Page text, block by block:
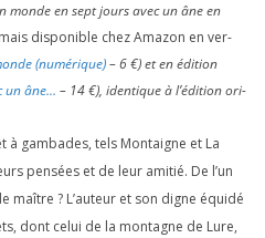
monde en sept jours avec un âne en
dis­po­nible chez Amazon en ver­
(numé­rique)–6€) et en édi­tion
un âne… – 14€), iden­tique à l’é­di­tion ori­
à gam­bades, tels Montaigne et La
pen­sées et de leur ami­tié. De l’un
maître ? L’auteur et son digne équi­dé
dont celui de la mon­tagne de Lure,